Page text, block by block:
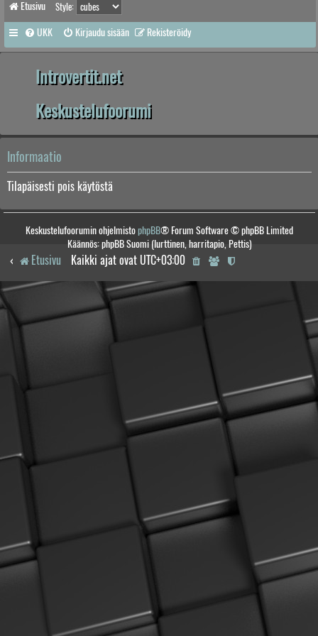
Etusivu Style:
UKK Kirjaudu sisään Rekisteröidy
Introvertit.net
Keskustelufoorumi
Informaatio
Tilapäisesti pois käytöstä
Keskustelufoorumin ohjelmistophpBB® Forum Software © phpBB Limited
Käännös: phpBB Suomi (lurttinen, harritapio, Pettis)
Etusivu Kaikki ajat ovat UTC+03:00